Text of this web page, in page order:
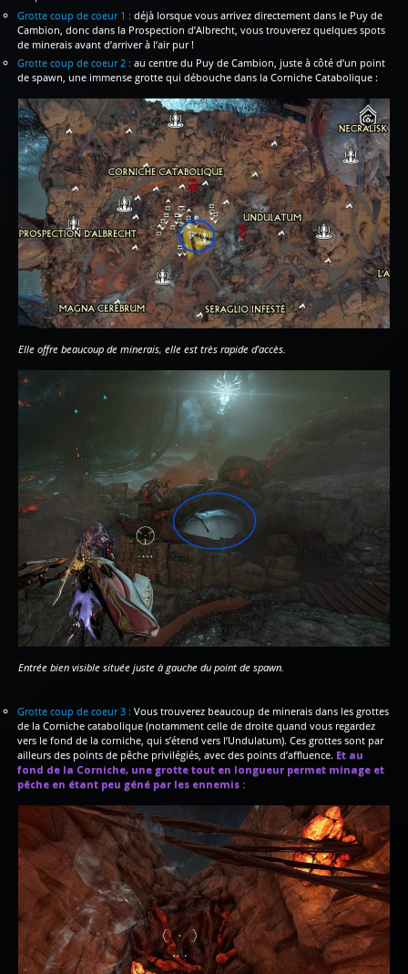
Grotte coup de coeur 1 : déjà lorsque vous arrivez directement dans le Puy de
Cambion, donc dans la Prospection d’Albrecht, vous trouverez quelques spots
de minerais avant d’arriver à l’air pur !
Grotte coup de coeur 2 : au centre du Puy de Cambion, juste à côté d’un point
de spawn, une immense grotte qui débouche dans la Corniche Catabolique :
Elle offre beaucoup de minerais, elle est très rapide d’accès.
Entrée bien visible située juste à gauche du point de spawn.
Grotte coup de coeur 3 : Vous trouverez beaucoup de minerais dans les grottes
de la Corniche catabolique (notamment celle de droite quand vous regardez
vers le fond de la corniche, qui s’étend vers l’Undulatum). Ces grottes sont par
ailleurs des points de pêche privilégiés, avec des points d’affluence. Et au
fond de la Corniche, une grotte tout en longueur permet minage et
pêche en étant peu géné par les ennemis :